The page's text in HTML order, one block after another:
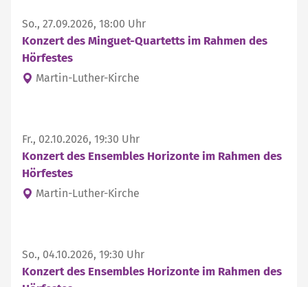
So., 27.09.2026, 18:00 Uhr
Konzert des Minguet-Quartetts im Rahmen des
Hörfestes
Martin-Luther-Kirche
Fr., 02.10.2026, 19:30 Uhr
Konzert des Ensembles Horizonte im Rahmen des
Hörfestes
Martin-Luther-Kirche
So., 04.10.2026, 19:30 Uhr
Konzert des Ensembles Horizonte im Rahmen des